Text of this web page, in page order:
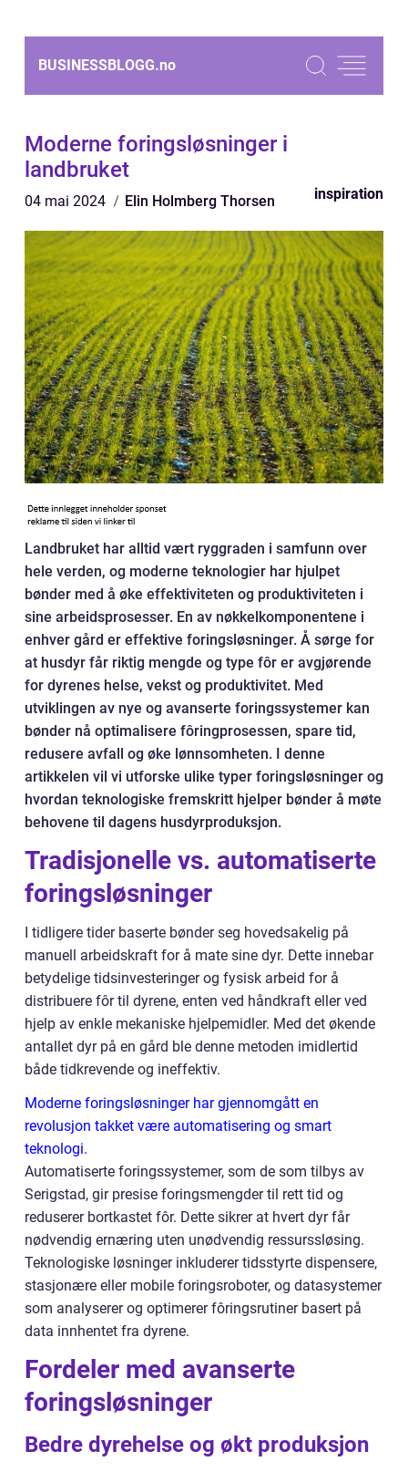
BUSINESSBLOGG.no
Moderne foringsløsninger i
landbruket
04 mai 2024 Elin Holmberg Thorsen inspiration
Landbruket har alltid vært ryggraden i samfunn over
hele verden, og moderne teknologier har hjulpet
bønder med å øke effektiviteten og produktiviteten i
sine arbeidsprosesser. En av nøkkelkomponentene i
enhver gård er effektive foringsløsninger. Å sørge for
at husdyr får riktig mengde og type fôr er avgjørende
for dyrenes helse, vekst og produktivitet. Med
utviklingen av nye og avanserte foringssystemer kan
bønder nå optimalisere fôringprosessen, spare tid,
redusere avfall og øke lønnsomheten. I denne
artikkelen vil vi utforske ulike typer foringsløsninger og
hvordan teknologiske fremskritt hjelper bønder å møte
behovene til dagens husdyrproduksjon.
Tradisjonelle vs. automatiserte
foringsløsninger
I tidligere tider baserte bønder seg hovedsakelig på
manuell arbeidskraft for å mate sine dyr. Dette innebar
betydelige tidsinvesteringer og fysisk arbeid for å
distribuere fôr til dyrene, enten ved håndkraft eller ved
hjelp av enkle mekaniske hjelpemidler. Med det økende
antallet dyr på en gård ble denne metoden imidlertid
både tidkrevende og ineffektiv.
Moderne foringsløsninger har gjennomgått en
revolusjon takket være automatisering og smart
teknologi.
Automatiserte foringssystemer, som de som tilbys av
Serigstad, gir presise foringsmengder til rett tid og
reduserer bortkastet fôr. Dette sikrer at hvert dyr får
nødvendig ernæring uten unødvendig ressurssløsing.
Teknologiske løsninger inkluderer tidsstyrte dispensere,
stasjonære eller mobile foringsroboter, og datasystemer
som analyserer og optimerer fôringsrutiner basert på
data innhentet fra dyrene.
Fordeler med avanserte
foringsløsninger
Bedre dyrehelse og økt produksjon